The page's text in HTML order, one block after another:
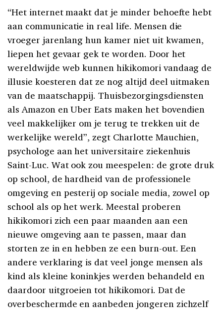
“Het internet maakt dat je minder behoefte hebt
aan communicatie in real life. Mensen die
vroeger jarenlang hun kamer niet uit kwamen,
liepen het gevaar gek te worden. Door het
wereldwijde web kunnen hikikomori vandaag de
illusie koesteren dat ze nog altijd deel uitmaken
van de maatschappij. Thuisbezorgingsdiensten
als Amazon en Uber Eats maken het bovendien
veel makkelijker om je terug te trekken uit de
werkelijke wereld”, zegt Charlotte Mauchien,
psychologe aan het universitaire ziekenhuis
Saint-Luc. Wat ook zou meespelen: de grote druk
op school, de hardheid van de professionele
omgeving en pesterij op sociale media, zowel op
school als op het werk. Meestal proberen
hikikomori zich een paar maanden aan een
nieuwe omgeving aan te passen, maar dan
storten ze in en hebben ze een burn-out. Een
andere verklaring is dat veel jonge mensen als
kind als kleine koninkjes werden behandeld en
daardoor uitgroeien tot hikikomori. Dat de
overbeschermde en aanbeden jongeren zichzelf